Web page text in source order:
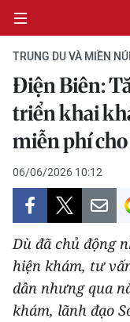
CHÍNH TRỊ
KINH TẾ
VĂN HÓA
XÃ HỘI
PHÁP LUẬT
DU LỊCH
TRUNG DU VÀ MIỀN
Điện Biên:
triển khai
miễn phí
06/06/2026 10:12
Dù đã chủ động
hiện khám, tư
dân nhưng qua
khám, lãnh đạo